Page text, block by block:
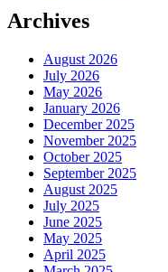
Archives
August 2026
July 2026
May 2026
January 2026
December 2025
November 2025
October 2025
September 2025
August 2025
July 2025
June 2025
May 2025
April 2025